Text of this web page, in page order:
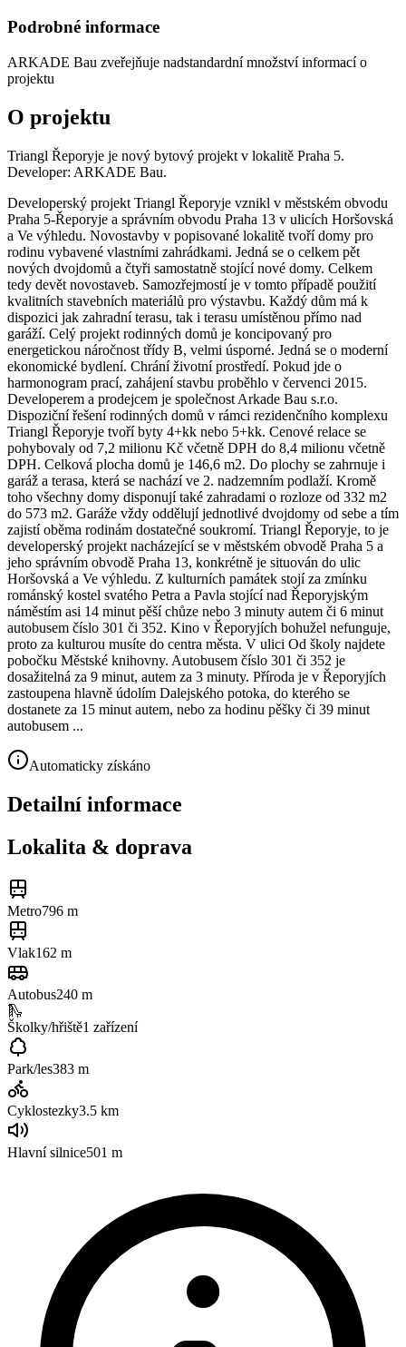
Podrobné informace
ARKADE Bau zveřejňuje nadstandardní množství informací o
projektu
O projektu
Triangl Řeporyje je nový bytový projekt v lokalitě Praha 5.
Developer: ARKADE Bau.
Developerský projekt Triangl Řeporyje vznikl v městském obvodu
Praha 5-Řeporyje a správním obvodu Praha 13 v ulicích Horšovská
a Ve výhledu. Novostavby v popisované lokalitě tvoří domy pro
rodinu vybavené vlastními zahrádkami. Jedná se o celkem pět
nových dvojdomů a čtyři samostatně stojící nové domy. Celkem
tedy devět novostaveb. Samozřejmostí je v tomto případě použití
kvalitních stavebních materiálů pro výstavbu. Každý dům má k
dispozici jak zahradní terasu, tak i terasu umístěnou přímo nad
garáží. Celý projekt rodinných domů je koncipovaný pro
energetickou náročnost třídy B, velmi úsporné. Jedná se o moderní
ekonomické bydlení. Chrání životní prostředí. Pokud jde o
harmonogram prací, zahájení stavbu proběhlo v červenci 2015.
Developerem a prodejcem je společnost Arkade Bau s.r.o.
Dispoziční řešení rodinných domů v rámci rezidenčního komplexu
Triangl Řeporyje tvoří byty 4+kk nebo 5+kk. Cenové relace se
pohybovaly od 7,2 milionu Kč včetně DPH do 8,4 milionu včetně
DPH. Celková plocha domů je 146,6 m2. Do plochy se zahrnuje i
garáž a terasa, která se nachází ve 2. nadzemním podlaží. Kromě
toho všechny domy disponují také zahradami o rozloze od 332 m2
do 573 m2. Garáže vždy oddělují jednotlivé dvojdomy od sebe a tím
zajistí oběma rodinám dostatečné soukromí. Triangl Řeporyje, to je
developerský projekt nacházející se v městském obvodě Praha 5 a
jeho správním obvodě Praha 13, konkrétně je situován do ulic
Horšovská a Ve výhledu. Z kulturních památek stojí za zmínku
románský kostel svatého Petra a Pavla stojící nad Řeporyjským
náměstím asi 14 minut pěší chůze nebo 3 minuty autem či 6 minut
autobusem číslo 301 či 352. Kino v Řeporyjích bohužel nefunguje,
proto za kulturou musíte do centra města. V ulici Od školy najdete
pobočku Městské knihovny. Autobusem číslo 301 či 352 je
dosažitelná za 9 minut, autem za 3 minuty. Příroda je v Řeporyjích
zastoupena hlavně údolím Dalejského potoka, do kterého se
dostanete za 15 minut autem, nebo za hodinu pěšky či 39 minut
autobusem ...
Automaticky získáno
Detailní informace
Lokalita & doprava
Metro796 m
Vlak162 m
Autobus240 m
🛝
Školky/hřiště1 zařízení
Park/les383 m
Cyklostezky3.5 km
Hlavní silnice501 m